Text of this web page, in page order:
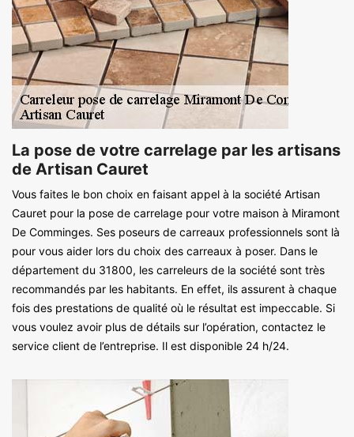
La pose de votre carrelage par les artisans
de Artisan Cauret
Vous faites le bon choix en faisant appel à la société Artisan
Cauret pour la pose de carrelage pour votre maison à Miramont
De Comminges. Ses poseurs de carreaux professionnels sont là
pour vous aider lors du choix des carreaux à poser. Dans le
département du 31800, les carreleurs de la société sont très
recommandés par les habitants. En effet, ils assurent à chaque
fois des prestations de qualité où le résultat est impeccable. Si
vous voulez avoir plus de détails sur l’opération, contactez le
service client de l’entreprise. Il est disponible 24 h/24.